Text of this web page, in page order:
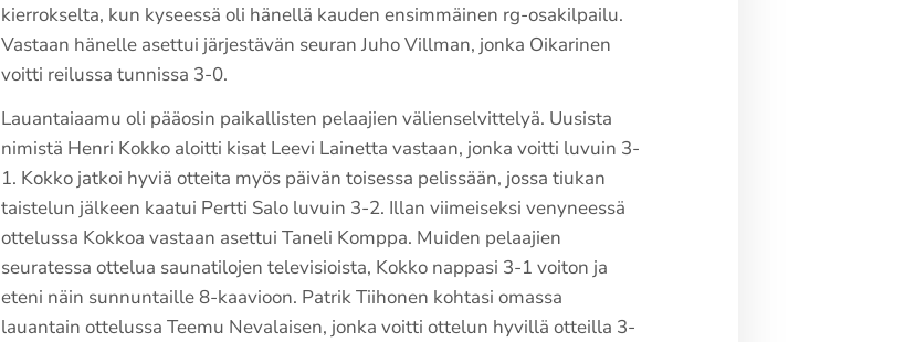
kierrokselta, kun kyseessä oli hänellä kauden ensimmäinen rg-osakilpailu.
Vastaan hänelle asettui järjestävän seuran Juho Villman, jonka Oikarinen
voitti reilussa tunnissa 3-0.
Lauantaiaamu oli pääosin paikallisten pelaajien välienselvittelyä. Uusista
nimistä Henri Kokko aloitti kisat Leevi Lainetta vastaan, jonka voitti luvuin 3-
1. Kokko jatkoi hyviä otteita myös päivän toisessa pelissään, jossa tiukan
taistelun jälkeen kaatui Pertti Salo luvuin 3-2. Illan viimeiseksi venyneessä
ottelussa Kokkoa vastaan asettui Taneli Komppa. Muiden pelaajien
seuratessa ottelua saunatilojen televisioista, Kokko nappasi 3-1 voiton ja
eteni näin sunnuntaille 8-kaavioon. Patrik Tiihonen kohtasi omassa
lauantain ottelussa Teemu Nevalaisen, jonka voitti ottelun hyvillä otteilla 3-